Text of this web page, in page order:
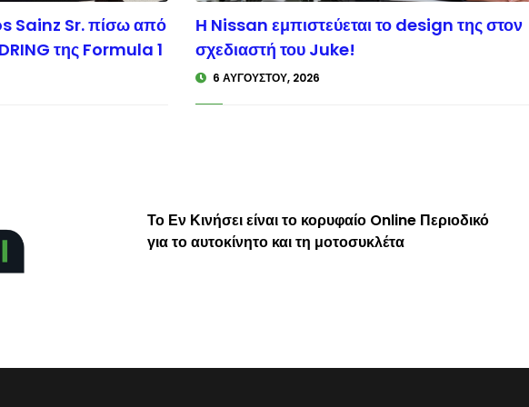
© enkinisi.gr
Sainz Sr. πίσω από
της Formula 1
Η Nissan εμπιστεύεται το design της στον
σχεδιαστή του Juke!
6 ΑΥΓΟΎΣΤΟΥ, 2026
Το Εν Κινήσει είναι το κορυφαίο Online Περιοδικό
για το αυτοκίνητο και τη μοτοσυκλέτα